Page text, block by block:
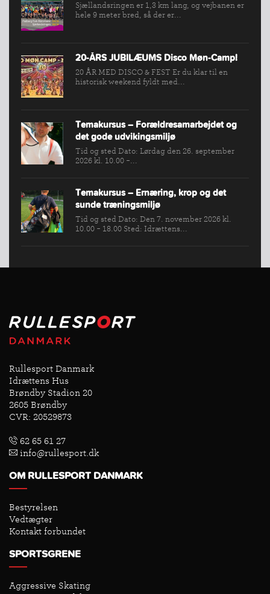
SPORTSGRENE
FORBUNDET
KONKURRENCER
Sjællandsringen er 1,3 km lang, og vejbanen er
hele 9 meter bred, så der er...
20-ÅRS JUBILÆUMS Disco Møn-Camp!
20 ÅR MED DISCO & FEST Er du klar til en
historisk weekend fyldt med...
Temakursus – Forældresamarbejdet og
det gode udvikingsmiljø
Tid og sted Dato: Lørdag den 26. september
2026 kl. 10.00 -...
Temakursus – Ernæring, krop og det
sunde træningsmiljø
Tid og sted Dato: Den 7. november 2026 kl.
10.00 - 18.00 Sted: Idrættens...
Rullesport Danmark
Idrættens Hus
Brøndby Stadion 20
2605 Brøndby
CVR: 20529873
62 65 61 27
info@rullesport.dk
OM RULLESPORT DANMARK
Bestyrelsen
Vedtægter
Kontakt forbundet
SPORTSGRENE
Aggressive Skating